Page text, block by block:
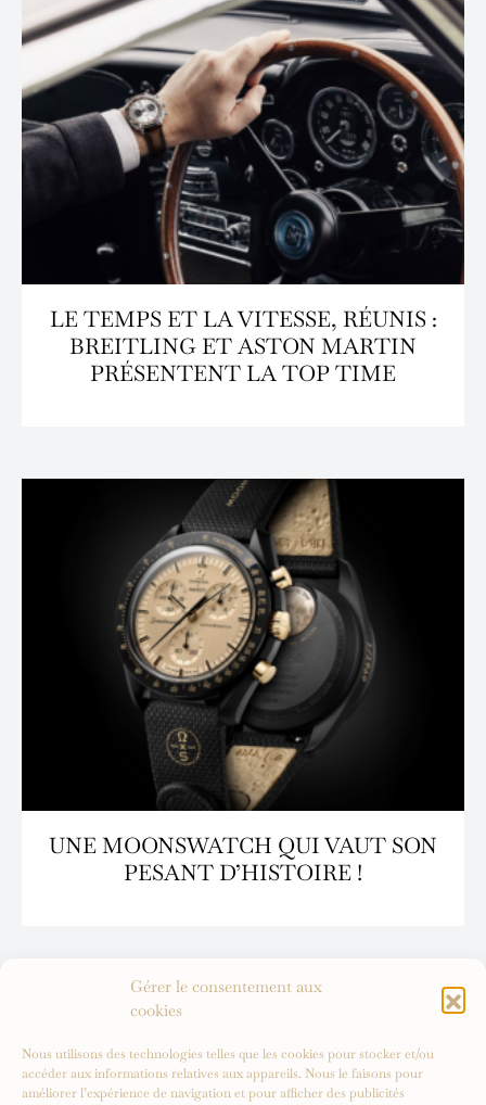
Gérer le consentement aux
cookies
Nous utilisons des technologies telles que les cookies pour stocker et/ou
accéder aux informations relatives aux appareils. Nous le faisons pour
améliorer l’expérience de navigation et pour afficher des publicités
LE TEMPS ET LA VITESSE, RÉUNIS :
BREITLING ET ASTON MARTIN
PRÉSENTENT LA TOP TIME
UNE MOONSWATCH QUI VAUT SON
PESANT D’HISTOIRE !